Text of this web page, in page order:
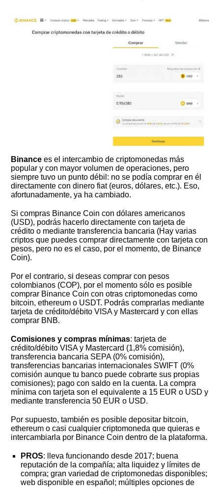
Binance es el intercambio de criptomonedas más
popular y con mayor volumen de operaciones, pero
siempre tuvo un punto débil: no se podía comprar en él
directamente con dinero fiat (euros, dólares, etc.). Eso,
afortunadamente, ya ha cambiado.
Si compras Binance Coin con dólares americanos
(USD), podrás hacerlo directamente con tarjeta de
crédito o mediante transferencia bancaria (Hay varias
criptos que puedes comprar directamente con tarjeta con
pesos, pero no es el caso, por el momento, de Binance
Coin).
Por el contrario, si deseas comprar con pesos
colombianos (COP), por el momento sólo es posible
comprar Binance Coin con otras criptomonedas como
bitcoin, ethereum o USDT. Podrás comprarlas mediante
tarjeta de crédito/débito VISA y Mastercard y con ellas
comprar BNB.
Comisiones y compras mínimas: tarjeta de
crédito/débito VISA y Mastercard (1,8% comisión),
transferencia bancaria SEPA (0% comisión),
transferencias bancarias internacionales SWIFT (0%
comisión aunque tu banco puede cobrarte sus propias
comisiones); pago con saldo en la cuenta. La compra
mínima con tarjeta son el equivalente a 15 EUR o USD y
mediante transferencia 50 EUR o USD.
Por supuesto, también es posible depositar bitcoin,
ethereum o casi cualquier criptomoneda que quieras e
intercambiarla por Binance Coin dentro de la plataforma.
PROS: lleva funcionando desde 2017; buena
reputación de la compañía; alta liquidez y límites de
compra; gran variedad de criptomonedas disponibles;
web disponible en español; múltiples opciones de